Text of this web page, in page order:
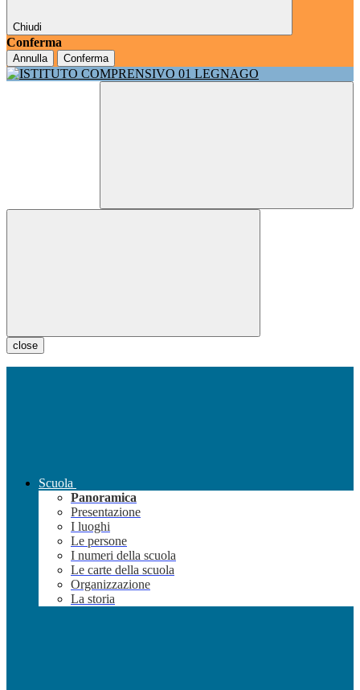
Chiudi
Conferma
Annulla Conferma
close
Scuola
Panoramica
Presentazione
I luoghi
Le persone
I numeri della scuola
Le carte della scuola
Organizzazione
La storia